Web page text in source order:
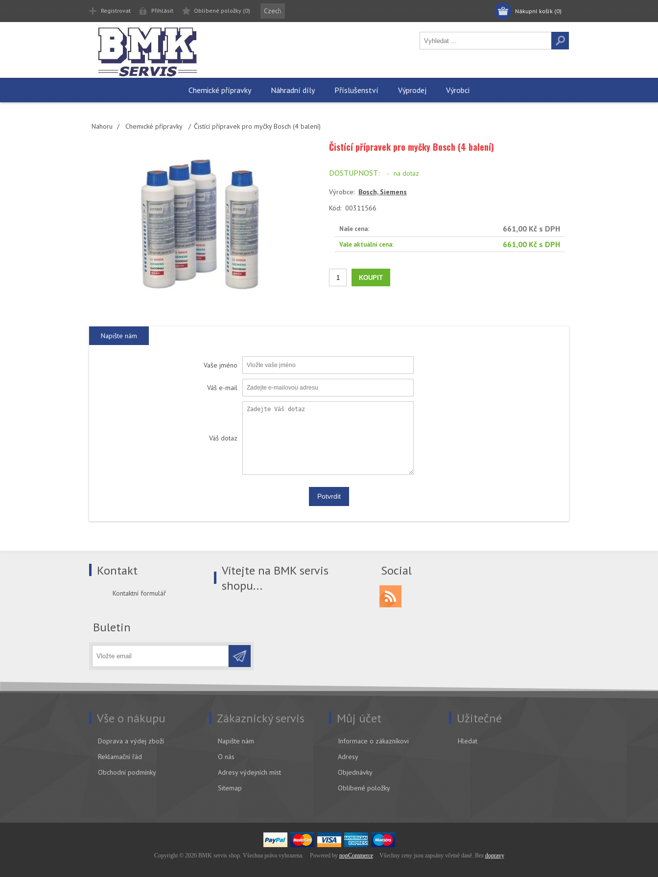
Nákupní košík (0)
Registrovat Přihlásit Oblíbené položky (0) Czech
Chemické přípravky Náhradní díly Příslušenství Výprodej Výrobci
Nahoru / Chemické přípravky / Čistící přípravek pro myčky Bosch (4 balení)
Čistící přípravek pro myčky Bosch (4 balení)
DOSTUPNOST: - na dotaz
Výrobce: Bosch, Siemens
Kód: 00311566
Naše cena: 661,00 Kč s DPH
Vaše aktuální cena: 661,00 Kč s DPH
Napište nám
Vaše jméno
Váš e-mail
Váš dotaz
Kontakt
Kontaktní formulář
Vítejte na BMK servis
shopu...
Social
Buletin
Vše o nákupu
Doprava a výdej zboží
Reklamační řád
Obchodní podmínky
Zákaznický servis
Napište nám
O nás
Adresy výdejních míst
Sitemap
Můj účet
Informace o zákazníkovi
Adresy
Objednávky
Oblíbené položky
Užitečné
Hledat
Copyright © 2026 BMK servis shop. Všechna práva vyhrazena. Powered by nopCommerce Všechny ceny jsou zapsány včetně daně. Bez dopravy